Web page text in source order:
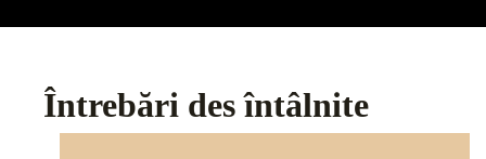
Întrebări des întâlnite